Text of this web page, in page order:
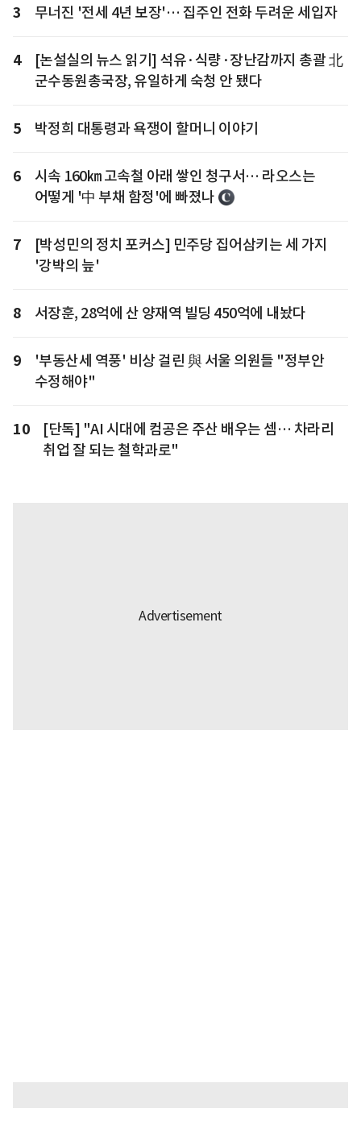
3 무너진 '전세 4년 보장'… 집주인 전화 두려운 세입자
4
[논설실의 뉴스 읽기] 석유·식량·장난감까지 총괄 北
군수동원총국장, 유일하게 숙청 안 됐다
5 박정희 대통령과 욕쟁이 할머니 이야기
6
시속 160㎞ 고속철 아래 쌓인 청구서… 라오스는
어떻게 '中 부채 함정'에 빠졌나
7
[박성민의 정치 포커스] 민주당 집어삼키는 세 가지
'강박의 늪'
8 서장훈, 28억에 산 양재역 빌딩 450억에 내놨다
9
'부동산세 역풍' 비상 걸린 與 서울 의원들 "정부안
수정해야"
10
[단독] "AI 시대에 컴공은 주산 배우는 셈… 차라리
취업 잘 되는 철학과로"